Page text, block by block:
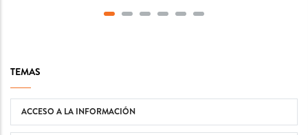
TEMAS
ACCESO A LA INFORMACIÓN